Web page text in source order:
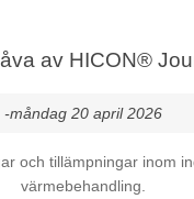
av HICON®
-måndag 20 april 2026
och tillämpningar inom
värmebehandling.